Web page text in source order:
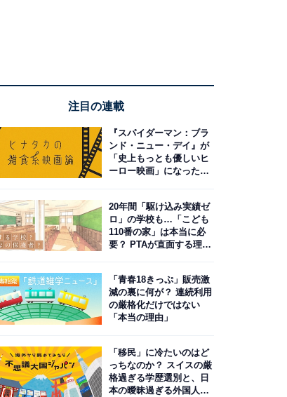
注目の連載
『スパイダーマン：ブラ
ンド・ニュー・デイ』が
「史上もっとも優しいヒ
ーロー映画」になった理
20年間「駆け込み実績ゼ
ロ」の学校も…「こども
110番の家」は本当に必
要？ PTAが直面する理想
「青春18きっぷ」販売激
減の裏に何が？ 連続利用
の厳格化だけではない
「本当の理由」
「移民」に冷たいのはど
っちなのか？ スイスの厳
格過ぎる学歴選別と、日
本の曖昧過ぎる外国人政